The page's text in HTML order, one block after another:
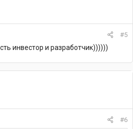
#5
инвестор и разработчик))))))
#6